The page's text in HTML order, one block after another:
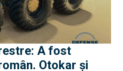
A fost
Otokar și